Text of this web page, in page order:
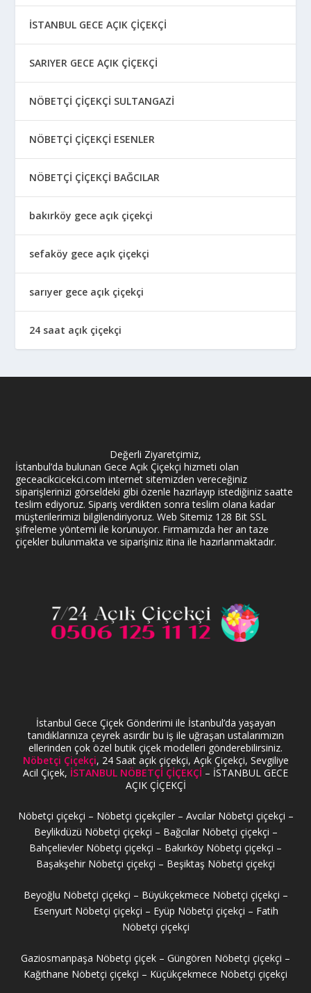
İSTANBUL GECE AÇIK ÇİÇEKÇİ
SARIYER GECE AÇIK ÇİÇEKÇİ
NÖBETÇİ ÇİÇEKÇİ SULTANGAZİ
NÖBETÇİ ÇİÇEKÇİ ESENLER
NÖBETÇİ ÇİÇEKÇİ BAĞCILAR
bakırköy gece açık çiçekçi
sefaköy gece açık çiçekçi
sarıyer gece açık çiçekçi
24 saat açık çiçekçi
Değerli Ziyaretçimiz,
İstanbul’da bulunan Gece Açık Çiçekçi hizmeti olan
geceacikcicekci.com internet sitemizden vereceğiniz
siparişlerinizi görseldeki gibi özenle hazırlayıp istediğiniz saatte
teslim ediyoruz. Sipariş verdikten sonra teslim olana kadar
müşterilerimizi bilgilendiriyoruz. Web Sitemiz 128 Bit SSL
şifreleme yöntemi ile korunuyor. Firmamızda her an taze
çiçekler bulunmakta ve siparişiniz itina ile hazırlanmaktadır.
İstanbul Gece Çiçek Gönderimi ile İstanbul’da yaşayan
tanıdıklarınıza çeyrek asırdır bu iş ile uğraşan ustalarımızın
ellerinden çok özel butik çiçek modelleri gönderebilirsiniz.
Nöbetçi Çiçekçi, 24 Saat açık çiçekçi, Açık Çiçekçi, Sevgiliye
Acil Çiçek, İSTANBUL NÖBETÇİ ÇİÇEKÇİ – İSTANBUL GECE
AÇIK ÇİÇEKÇİ
Nöbetçi çiçekçi – Nöbetçi çiçekçiler – Avcılar Nöbetçi çiçekçi –
Beylikdüzü Nöbetçi çiçekçi – Bağcılar Nöbetçi çiçekçi –
Bahçelievler Nöbetçi çiçekçi – Bakırköy Nöbetçi çiçekçi –
Başakşehir Nöbetçi çiçekçi – Beşiktaş Nöbetçi çiçekçi
Beyoğlu Nöbetçi çiçekçi – Büyükçekmece Nöbetçi çiçekçi –
Esenyurt Nöbetçi çiçekçi – Eyüp Nöbetçi çiçekçi – Fatih
Nöbetçi çiçekçi
Gaziosmanpaşa Nöbetçi çiçek – Güngören Nöbetçi çiçekçi –
Kağıthane Nöbetçi çiçekçi – Küçükçekmece Nöbetçi çiçekçi